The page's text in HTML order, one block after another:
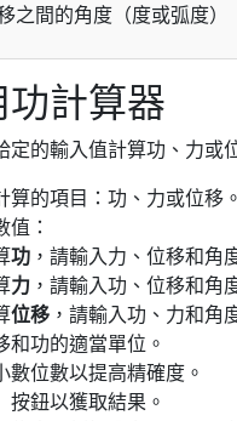
之間的角度（度或弧度）
計算器
定的輸入值計算功、力或
算的項目：功、力或位移。
：
功 ，請輸入力、位移和角
力 ，請輸入功、位移和角
位移 ，請輸入功、力和角
和功的適當單位。
數位數以提高精確度。
按鈕以獲取結果。